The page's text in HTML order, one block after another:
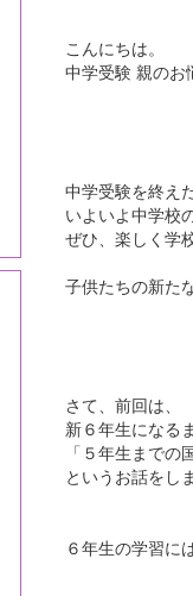
こんにちは。
中学受験 親のお
中学受験を終え
いよいよ中学校
ぜひ、楽しく学
子供たちの新た
さて、前回は、
新６年生になる
「５年生までの
というお話をし
６年生の学習に